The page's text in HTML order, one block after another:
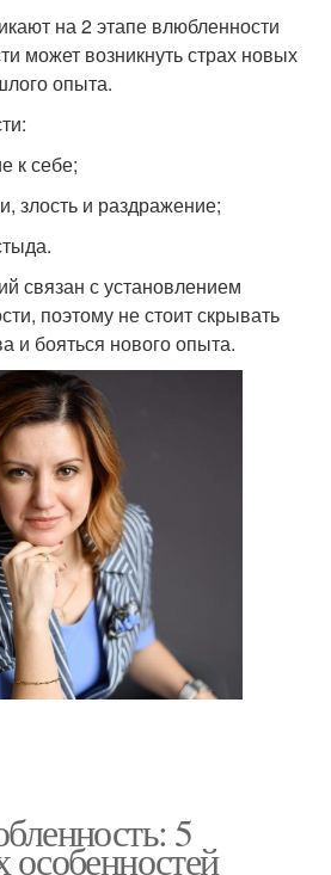
на 2 этапе влюбленности
может возникнуть страх новых
опыта.
к себе;
злость и раздражение;
связан с установлением
поэтому не стоит скрывать
и бояться нового опыта.
5